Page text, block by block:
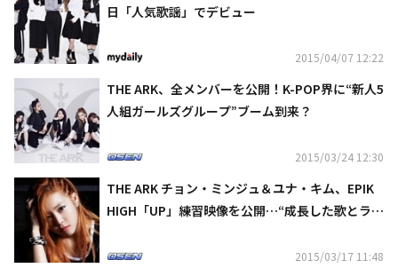
日「人気歌謡」でデビュー
2015/04/07 12:22
THE ARK、全メンバーを公開！K-POP界に“新人5
人組ガールズグループ”ブーム到来？
2015/03/24 12:30
THE ARK チョン・ミンジュ＆ユナ・キム、EPIK
HIGH「UP」練習映像を公開…“成長した歌とラッ
2015/03/17 11:48